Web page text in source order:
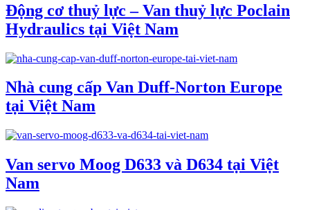
Động cơ thuỷ lực – Van thuỷ lực Poclain
Hydraulics tại Việt Nam
Nhà cung cấp Van Duff-Norton Europe
tại Việt Nam
Van servo Moog D633 và D634 tại Việt
Nam